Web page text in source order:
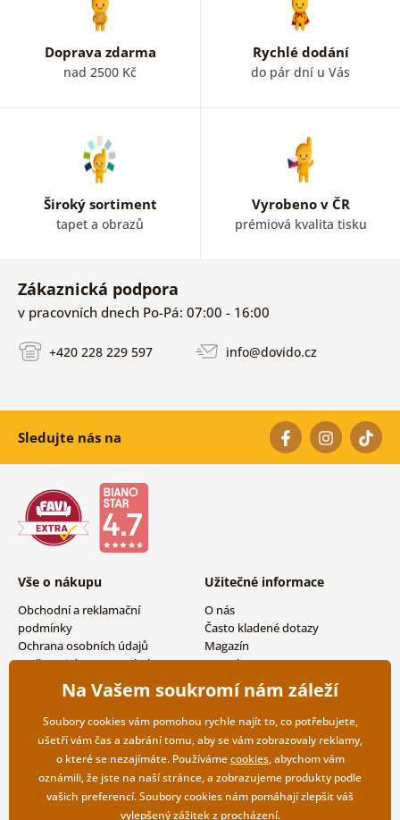
Doprava zdarma
nad 2500 Kč
Rychlé dodání
do pár dní u Vás
Široký sortiment
tapet a obrazů
Vyrobeno v ČR
prémiová kvalita tisku
Zákaznická podpora
v pracovních dnech Po-Pá: 07:00 - 16:00
+420 228 229 597 info@dovido.cz
Sledujte nás na
Vše o nákupu
Obchodní a reklamační
podmínky
Ochrana osobních údajů
Možnosti dopravy a platby
Vrácení zboží
Užitečné informace
O nás
Často kladené dotazy
Magazín
Kontakty
Velkoobchodní spolupráce
Na Vašem soukromí nám záleží
Soubory cookies vám pomohou rychle najít to, co potřebujete,
ušetří vám čas a zabrání tomu, aby se vám zobrazovaly reklamy,
o které se nezajímáte. Používámecookies, abychom vám
oznámili, že jste na naší stránce, a zobrazujeme produkty podle
vašich preferencí. Soubory cookies nám pomáhají zlepšit váš
vylepšený zážitek z procházení.